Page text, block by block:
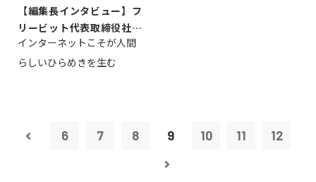
【編集長インタビュー】フ
リービット代表取締役社長
ＣＥＯ 石田...
インターネットこそが人間
らしいひらめきを生む
6 7 8 9 10 11 12